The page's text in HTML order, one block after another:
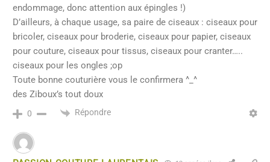
endommage, donc attention aux épingles !)
D’ailleurs, à chaque usage, sa paire de ciseaux : ciseaux pour
bricoler, ciseaux pour broderie, ciseaux pour papier, ciseaux
pour couture, ciseaux pour tissus, ciseaux pour cranter…..
ciseaux pour les ongles ;op
Toute bonne couturière vous le confirmera ^_^
des Ziboux’s tout doux
0 Répondre